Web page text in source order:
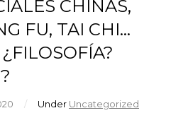
CHINAS,
FU, TAI CHI…
/ Under Uncategorized